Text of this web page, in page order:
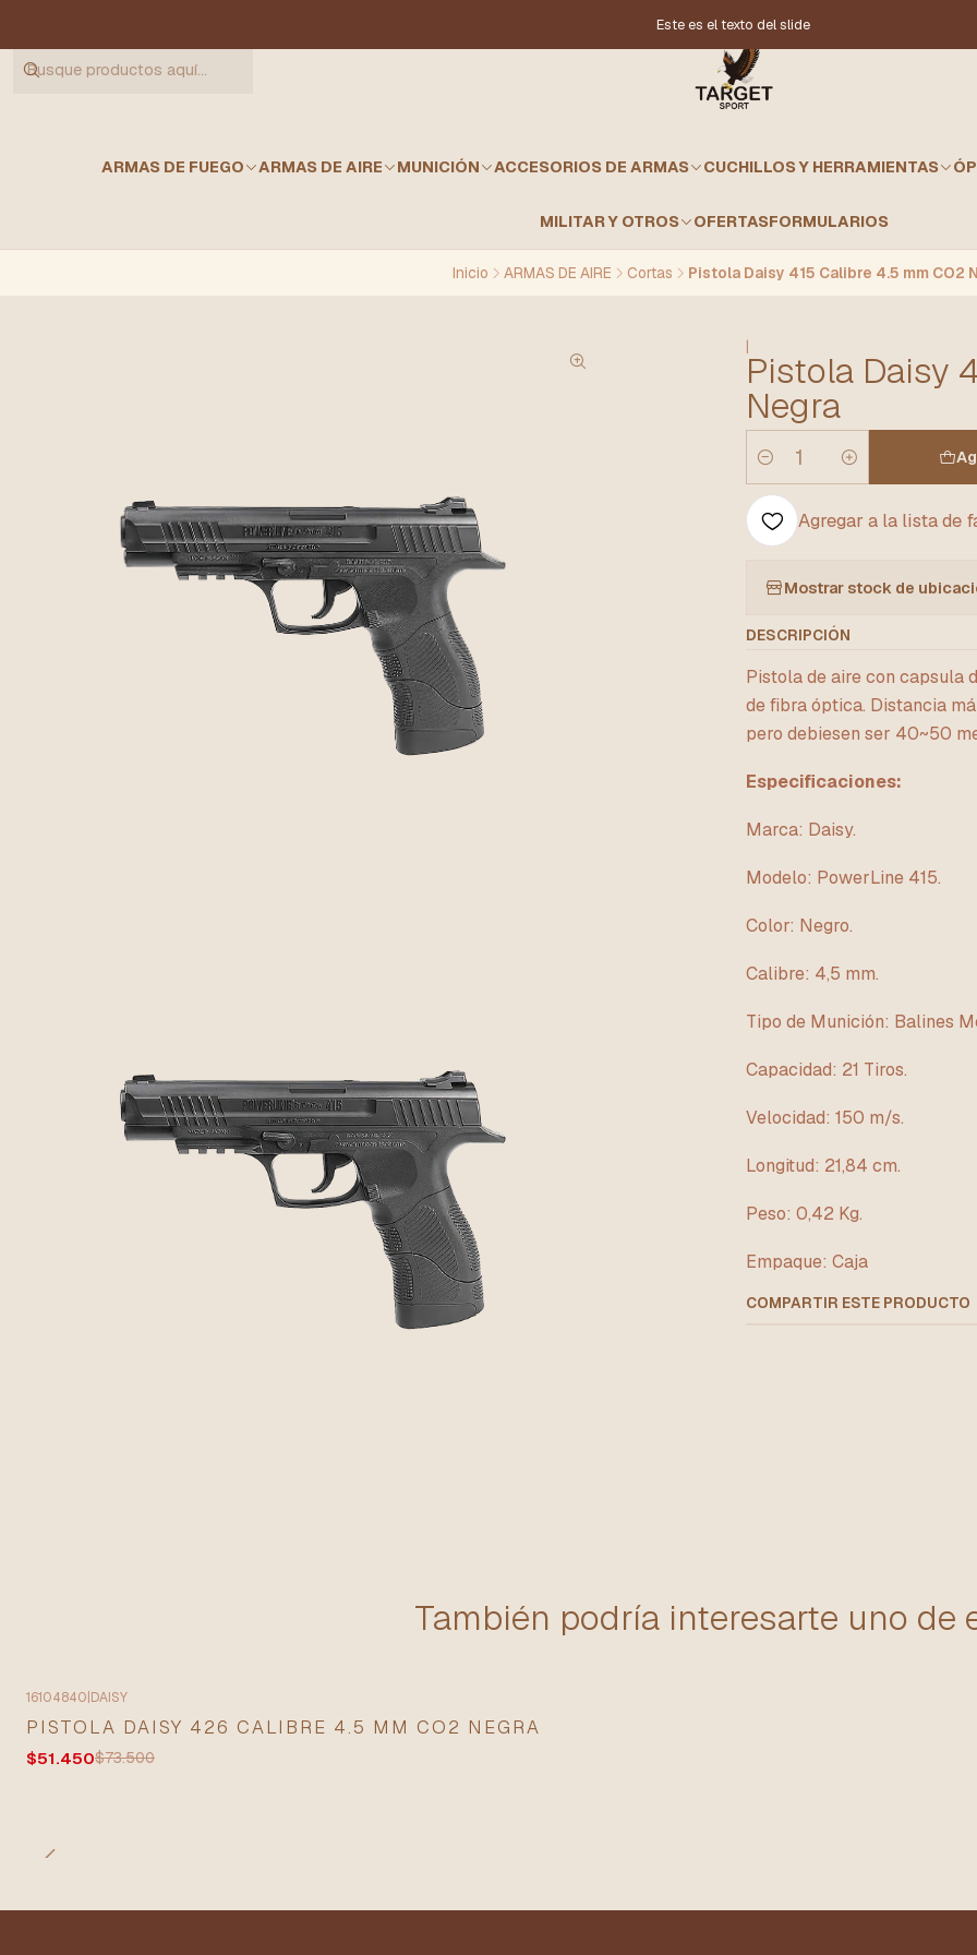
ARMAS DE FUEGO ARMAS DE AIRE MUNICIÓN ACCESORIOS DE ARMAS CUCHILLOS Y HERRAMIENTAS
MILITAR Y OTROS OFERTASFORMULARIOS
Este es el texto del slide
Inicio ARMAS DE AIRE Cortas Pistola Daisy 415 Calibre 4.5 mm CO2
|
Pistola Daisy
Negra
Cantidad
Agregar a la lista de
Mostrar stock de
DESCRIPCIÓN
Pistola de aire con capsula
de fibra óptica. Distancia
pero debiesen ser 40~50
Especificaciones:
Marca: Daisy.
Modelo: PowerLine 415.
Color: Negro.
Calibre: 4,5 mm.
Tipo de Munición: Balines
Capacidad: 21 Tiros.
Velocidad: 150 m/s.
Longitud: 21,84 cm.
Peso: 0,42 Kg.
Empaque: Caja
COMPARTIR ESTE PRODUCTO
También podría interesarte uno de
16104840 DAISY
PISTOLA DAISY 426 CALIBRE 4.5 MM CO2 NEGRA
$51.450$73.500